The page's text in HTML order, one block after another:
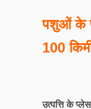
पशुओं के
100
उत्पत्ति के